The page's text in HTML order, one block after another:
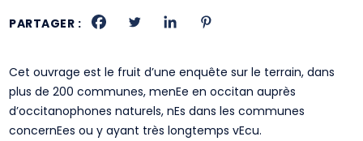
PARTAGER :
Cet ouvrage est le fruit d’une enquête sur le terrain, dans
plus de 200 communes, menEe en occitan auprès
d’occitanophones naturels, nEs dans les communes
concernEes ou y ayant très longtemps vEcu.